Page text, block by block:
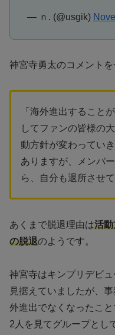
— ｎ. (@usgik)
神宮寺勇太のコメント
「海外進出すること
してファンの皆様の
動方針が変わってい
ありますが、メンバ
ら、自分も退所させ
あくまで脱退理由は活
の脱退のようです。
神宮寺はキンプリデビ
見据えていましたが、
外進出でなくなったこ
2人を見てグループとし